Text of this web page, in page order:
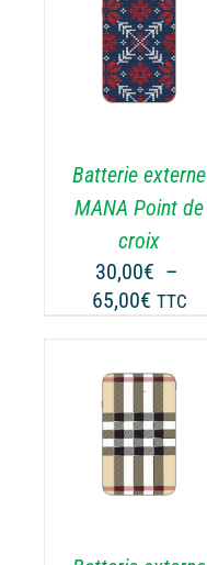
Batterie externe
MANA Point de
croix
30,00€ –
65,00€Plage
30,00€
à
65,00€
TTC
DÉTAILS
DÉTAILS